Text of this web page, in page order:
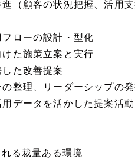
（顧客の状況把握、活用
ローの設計・型化
た施策立案と実行
た改善提案
整理、リーダーシップの
データを活かした提案活動
る裁量ある環境